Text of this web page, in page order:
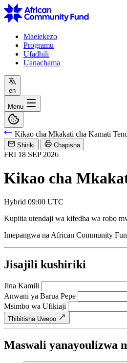
Maelekezo
Programu
Ufadhili
Uanachama
en
Menu
Kikao cha Mkakati cha Kamati
Shiriki Chapisha
FRI 18 SEP 2026
Kikao cha
Hybrid 09:00 UTC
Kupitia utendaji wa kifedha wa robo
Imepangwa naAfrican Community
Jisajili kushiriki
Jina Kamili
Anwani ya Barua Pepe
Msimbo wa Ufikiaji
Thibitisha Uwepo
Maswali yanayoulizwa